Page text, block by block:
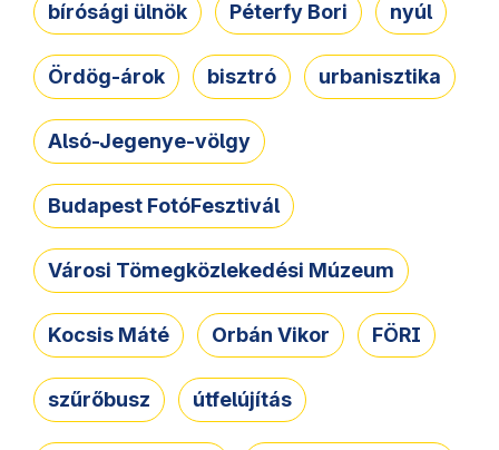
bírósági ülnök Péterfy Bori nyúl
Ördög-árok bisztró urbanisztika
Alsó-Jegenye-völgy
Budapest FotóFesztivál
Városi Tömegközlekedési Múzeum
Kocsis Máté Orbán Vikor FÖRI
szűrőbusz útfelújítás